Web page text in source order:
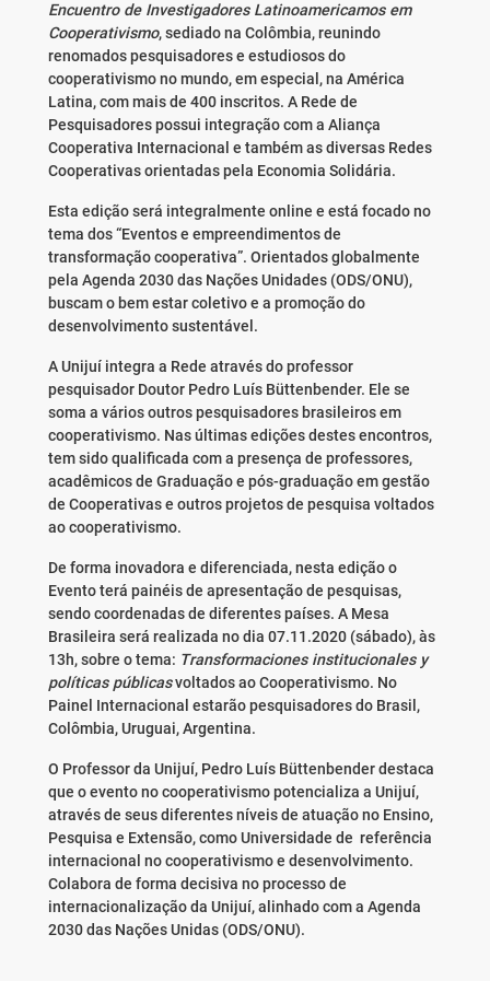
Encuentro de Investigadores Latinoamericamos em
Cooperativismo, sediado na Colômbia, reunindo
renomados pesquisadores e estudiosos do
cooperativismo no mundo, em especial, na América
Latina, com mais de 400 inscritos. A Rede de
Pesquisadores possui integração com a Aliança
Cooperativa Internacional e também as diversas Redes
Cooperativas orientadas pela Economia Solidária.
Esta edição será integralmente online e está focado no
tema dos “Eventos e empreendimentos de
transformação cooperativa”. Orientados globalmente
pela Agenda 2030 das Nações Unidades (ODS/ONU),
buscam o bem estar coletivo e a promoção do
desenvolvimento sustentável.
A Unijuí integra a Rede através do professor
pesquisador Doutor Pedro Luís Büttenbender. Ele se
soma a vários outros pesquisadores brasileiros em
cooperativismo. Nas últimas edições destes encontros,
tem sido qualificada com a presença de professores,
acadêmicos de Graduação e pós-graduação em gestão
de Cooperativas e outros projetos de pesquisa voltados
ao cooperativismo.
De forma inovadora e diferenciada, nesta edição o
Evento terá painéis de apresentação de pesquisas,
sendo coordenadas de diferentes países. A Mesa
Brasileira será realizada no dia 07.11.2020 (sábado), às
13h, sobre o tema: Transformaciones institucionales y
políticas públicasvoltados ao Cooperativismo. No
Painel Internacional estarão pesquisadores do Brasil,
Colômbia, Uruguai, Argentina.
O Professor da Unijuí, Pedro Luís Büttenbender destaca
que o evento no cooperativismo potencializa a Unijuí,
através de seus diferentes níveis de atuação no Ensino,
Pesquisa e Extensão, como Universidade de referência
internacional no cooperativismo e desenvolvimento.
Colabora de forma decisiva no processo de
internacionalização da Unijuí, alinhado com a Agenda
2030 das Nações Unidas (ODS/ONU).